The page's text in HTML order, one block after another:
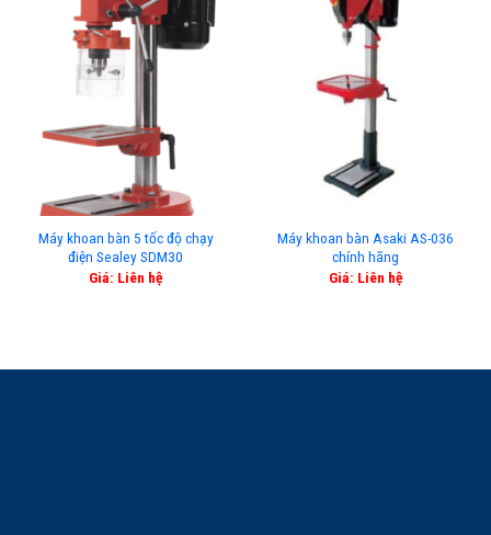
Máy khoan bàn 5 tốc độ chạy
điện Sealey SDM30
Giá: Liên hệ
Máy khoan bàn Asaki AS-036
chính hãng
Giá: Liên hệ